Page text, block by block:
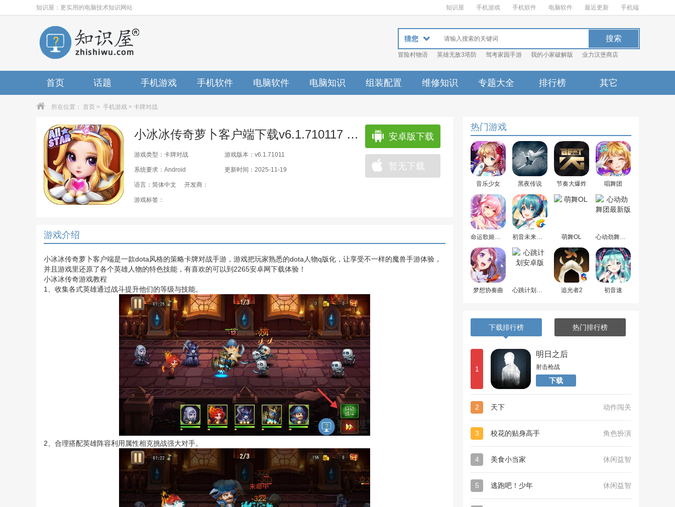
知识屋：更实用的电脑技术知识网站 知识屋 手机游戏 手机软件 电脑软件 最近更新 手机端
猜您
冒险村物语 英雄无敌3塔防 驾考家园手游 我的小家破解版 业力汉堡商店
首页 话题 手机游戏 手机软件 电脑软件 电脑知识 组装配置 维修知识 专题大全 排行榜 其它
所在位置： 首页 > 手机游戏 > 卡牌对战
小冰冰传奇萝卜客户端下载v6.1.710117 安卓版
游戏类型：卡牌对战 游戏版本：v6.1.71011
系统要求：Android 更新时间：2025-11-19
语言：简体中文 开发商：
游戏标签：
安卓版下载
暂无下载
游戏介绍
小冰冰传奇萝卜客户端是一款dota风格的策略卡牌对战手游，游戏把玩家熟悉的dota人物q版化，让享受不一样的魔兽手游体验，
并且游戏里还原了各个英雄人物的特色技能，有喜欢的可以到2265安卓网下载体验！
小冰冰传奇游戏教程
1、收集各式英雄通过战斗提升他们的等级与技能。
2、合理搭配英雄阵容利用属性相克挑战强大对手。
热门游戏
音乐少女 黑夜传说 节奏大爆炸 唱舞团
命运歌姬安卓版 初音未来梦幻歌姬 萌舞OL 心动劲舞团最新版
梦想协奏曲 心跳计划安卓版 追光者2 初音速
下载排行榜 热门排行榜
1
明日之后
射击枪战
下载
2 天下 动作闯关
3 校花的贴身高手 角色扮演
4 美食小当家 休闲益智
5 逃跑吧！少年 休闲益智